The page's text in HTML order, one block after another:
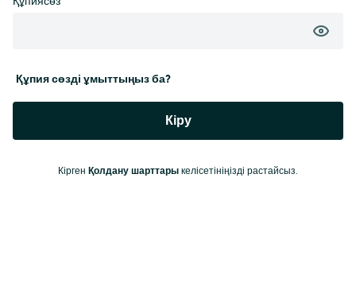
Құпия сөзді ұмыттыңыз ба?
Кіру
Кірген Қолдану шарттары келісетініңізді растайсыз.